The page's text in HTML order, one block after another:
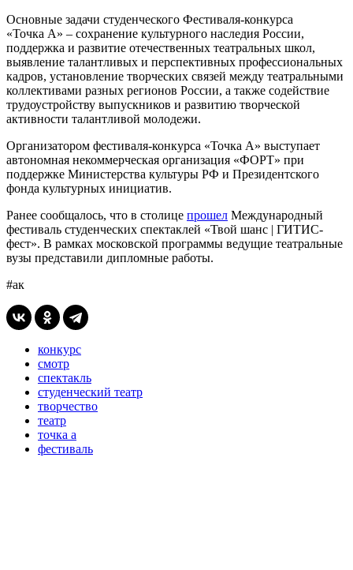
Основные задачи студенческого Фестиваля-конкурса
«Точка А» – сохранение культурного наследия России,
поддержка и развитие отечественных театральных школ,
выявление талантливых и перспективных профессиональных
кадров, установление творческих связей между театральными
коллективами разных регионов России, а также содействие
трудоустройству выпускников и развитию творческой
активности талантливой молодежи.
Организатором фестиваля-конкурса «Точка А» выступает
автономная некоммерческая организация «ФОРТ» при
поддержке Министерства культуры РФ и Президентского
фонда культурных инициатив.
Ранее сообщалось, что в столице прошел Международный
фестиваль студенческих спектаклей «Твой шанс | ГИТИС-
фест». В рамках московской программы ведущие театральные
вузы представили дипломные работы.
#ак
конкурс
смотр
спектакль
студенческий театр
творчество
театр
точка а
фестиваль